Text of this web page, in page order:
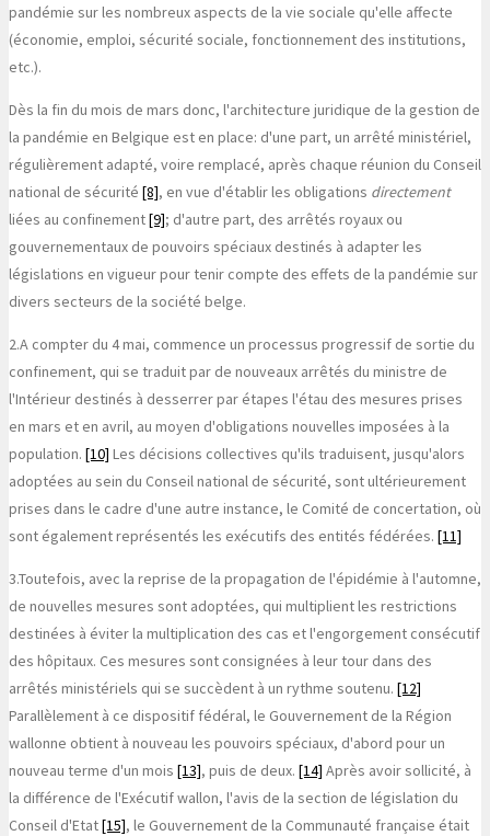
pandémie sur les nombreux aspects de la vie sociale qu'elle affecte
(économie, emploi, sécurité sociale, fonctionnement des institutions,
etc.).
Dès la fin du mois de mars donc, l'architecture juridique de la gestion de
la pandémie en Belgique est en place: d'une part, un arrêté ministériel,
régulièrement adapté, voire remplacé, après chaque réunion du Conseil
national de sécurité [8], en vue d'établir les obligations directement
liées au confinement[9]; d'autre part, des arrêtés royaux ou
gouvernementaux de pouvoirs spéciaux destinés à adapter les
législations en vigueur pour tenir compte des effets de la pandémie sur
divers secteurs de la société belge.
2.A compter du 4 mai, commence un processus progressif de sortie du
confinement, qui se traduit par de nouveaux arrêtés du ministre de
l'Intérieur destinés à desserrer par étapes l'étau des mesures prises
en mars et en avril, au moyen d'obligations nouvelles imposées à la
population. [10] Les décisions collectives qu'ils traduisent, jusqu'alors
adoptées au sein du Conseil national de sécurité, sont ultérieurement
prises dans le cadre d'une autre instance, le Comité de concertation, où
sont également représentés les exécutifs des entités fédérées. [11]
3.Toutefois, avec la reprise de la propagation de l'épidémie à l'automne,
de nouvelles mesures sont adoptées, qui multiplient les restrictions
destinées à éviter la multiplication des cas et l'engorgement consécutif
des hôpitaux. Ces mesures sont consignées à leur tour dans des
arrêtés ministériels qui se succèdent à un rythme soutenu. [12]
Parallèlement à ce dispositif fédéral, le Gouvernement de la Région
wallonne obtient à nouveau les pouvoirs spéciaux, d'abord pour un
nouveau terme d'un mois [13], puis de deux. [14] Après avoir sollicité, à
la différence de l'Exécutif wallon, l'avis de la section de législation du
Conseil d'Etat[15], le Gouvernement de la Communauté française était